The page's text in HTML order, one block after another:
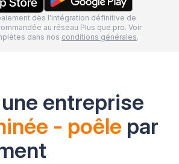
dès l'intégration définitive de
au réseau Plus que pro. Voir
dans nos conditions générales.
entreprise
- poêle par